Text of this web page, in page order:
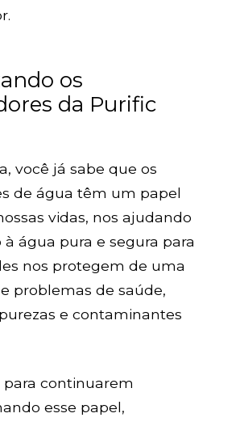
os
da Purific
você já sabe que os
de água têm um papel
vidas, nos ajudando
à água pura e segura para
nos protegem de uma
problemas de saúde,
e contaminantes
para continuarem
esse papel,